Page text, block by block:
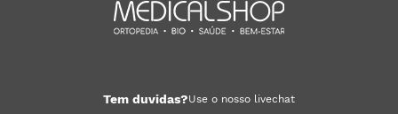
Tem duvidas?Use o nosso livechat